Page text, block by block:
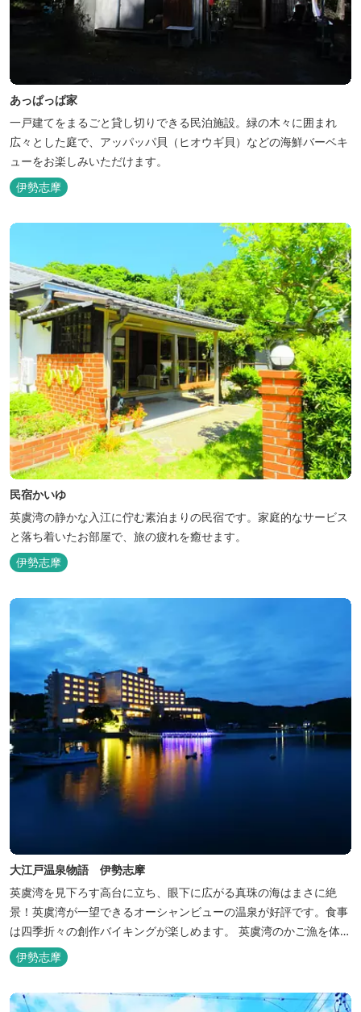
あっぱっぱ家
一戸建てをまるごと貸し切りできる民泊施設。緑の木々に囲まれ
広々とした庭で、アッパッパ貝（ヒオウギ貝）などの海鮮バーベキ
ューをお楽しみいただけます。
伊勢志摩
民宿かいゆ
英虞湾の静かな入江に佇む素泊まりの民宿です。家庭的なサービス
と落ち着いたお部屋で、旅の疲れを癒せます。
伊勢志摩
大江戸温泉物語 伊勢志摩
英虞湾を見下ろす高台に立ち、眼下に広がる真珠の海はまさに絶
景！英虞湾が一望できるオーシャンビューの温泉が好評です。食事
は四季折々の創作バイキングが楽しめます。 英虞湾のかご漁を体験
できるクルーズ船は毎日運行しており、漁で獲れた魚を食べること
もできます。
伊勢志摩